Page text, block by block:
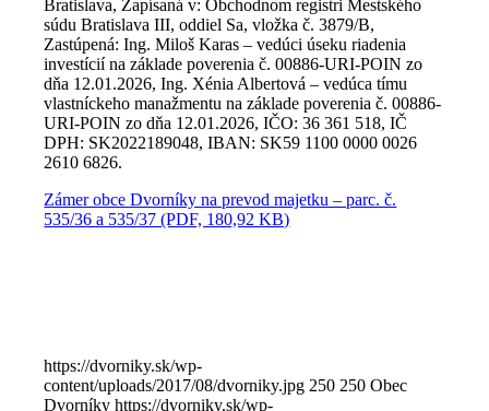
Bratislava, Zapísaná v: Obchodnom registri Mestského
súdu Bratislava III, oddiel Sa, vložka č. 3879/B,
Zastúpená: Ing. Miloš Karas – vedúci úseku riadenia
investícií na základe poverenia č. 00886-URI-POIN zo
dňa 12.01.2026, Ing. Xénia Albertová – vedúca tímu
vlastníckeho manažmentu na základe poverenia č. 00886-
URI-POIN zo dňa 12.01.2026, IČO: 36 361 518, IČ
DPH: SK2022189048, IBAN: SK59 1100 0000 0026
2610 6826.
Zámer obce Dvorníky na prevod majetku – parc. č.
535/36 a 535/37 (PDF, 180,92 KB)
https://dvorniky.sk/wp-
content/uploads/2017/08/dvorniky.jpg 250 250 Obec
Dvorníky https://dvorniky.sk/wp-